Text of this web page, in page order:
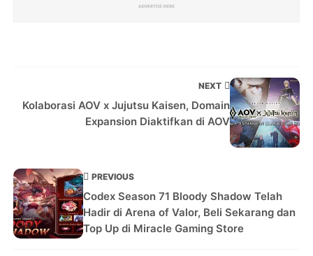
NEXT
Kolaborasi AOV x Jujutsu Kaisen, Domain
Expansion Diaktifkan di AOV
PREVIOUS
Codex Season 71 Bloody Shadow Telah
Hadir di Arena of Valor, Beli Sekarang dan
Top Up di Miracle Gaming Store